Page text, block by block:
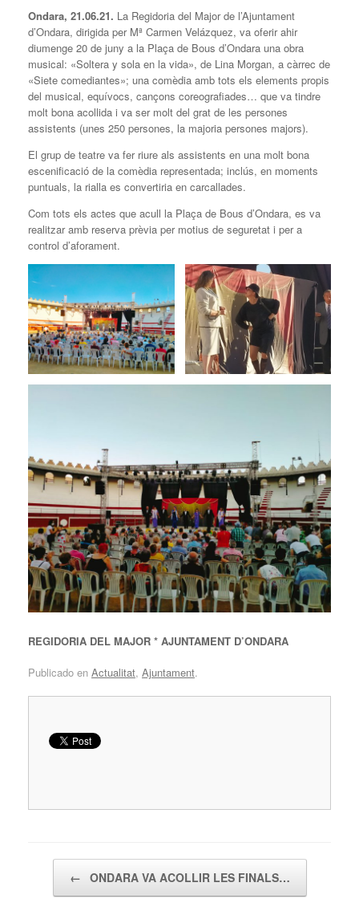
Ondara, 21.06.21. La Regidoria del Major de l’Ajuntament
d’Ondara, dirigida per Mª Carmen Velázquez, va oferir ahir
diumenge 20 de juny a la Plaça de Bous d’Ondara una obra
musical: «Soltera y sola en la vida», de Lina Morgan, a càrrec de
«Siete comediantes»; una comèdia amb tots els elements propis
del musical, equívocs, cançons coreografiades… que va tindre
molt bona acollida i va ser molt del grat de les persones
assistents (unes 250 persones, la majoria persones majors).
El grup de teatre va fer riure als assistents en una molt bona
escenificació de la comèdia representada; inclús, en moments
puntuals, la rialla es convertiria en carcallades.
Com tots els actes que acull la Plaça de Bous d’Ondara, es va
realitzar amb reserva prèvia per motius de seguretat i per a
control d’aforament.
REGIDORIA DEL MAJOR * AJUNTAMENT D’ONDARA
Publicado en Actualitat, Ajuntament.
← ONDARA VA ACOLLIR LES FINALS…